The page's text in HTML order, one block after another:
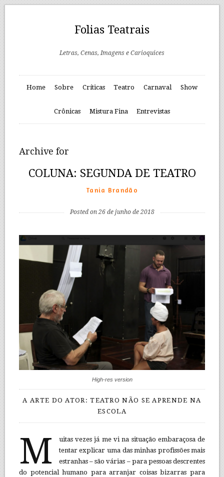
Folias Teatrais
Letras, Cenas, Imagens e Carioquices
Home Sobre Críticas Teatro Carnaval Show
Crônicas Mistura Fina Entrevistas
Archive for
COLUNA: SEGUNDA DE TEATRO
Tania Brandão
Posted on 26 de junho de 2018
High-res version
A ARTE DO ATOR: TEATRO NÃO SE APRENDE NA
ESCOLA
M
uitas vezes já me vi na situação embaraçosa de
tentar explicar uma das minhas profissões mais
estranhas – são várias – para pessoas descrentes
do potencial humano para arranjar coisas bizarras para